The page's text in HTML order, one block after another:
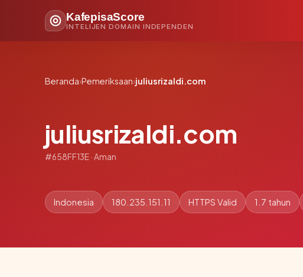
KafepisaScore
INTELIJEN DOMAIN INDEPENDEN
Beranda›Pemeriksaan›juliusrizaldi.com
juliusrizaldi.com
#658FF13E · Aman
Indonesia 180.235.151.11 HTTPS Valid 1.7 tahun